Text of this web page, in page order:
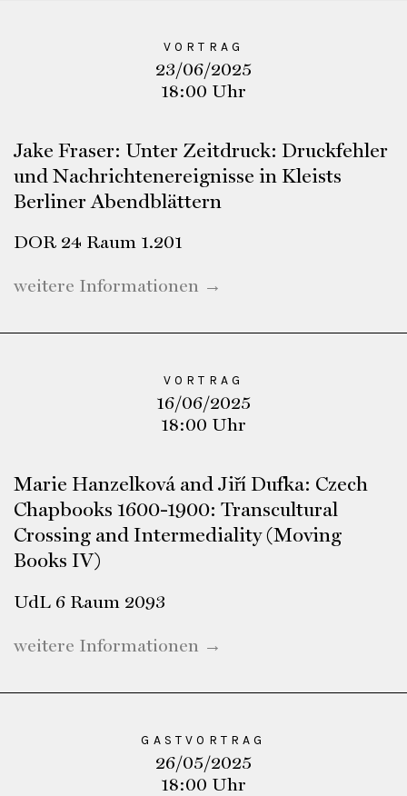
VORTRAG
23/06/2025
18:00 Uhr
Jake Fraser: Unter Zeitdruck: Druckfehler
und Nachrichtenereignisse in Kleists
Berliner Abendblättern
DOR 24 Raum 1.201
weitere Informationen →
VORTRAG
16/06/2025
18:00 Uhr
Marie Hanzelková and Jiří Dufka: Czech
Chapbooks 1600-1900: Transcultural
Crossing and Intermediality (Moving
Books IV)
UdL 6 Raum 2093
weitere Informationen →
GASTVORTRAG
26/05/2025
18:00 Uhr